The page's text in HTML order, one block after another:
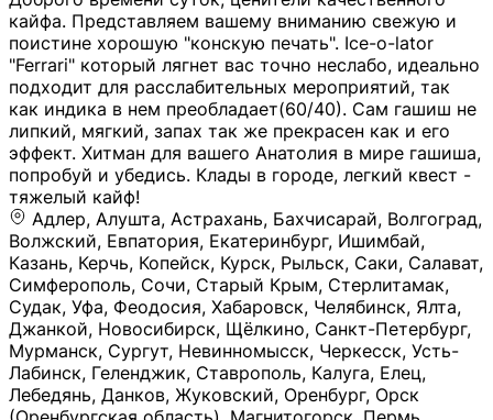
кайфа. Представляем вашему вниманию свежую и
поистине хорошую "конскую печать". Ice-o-lator
"Ferrari" который лягнет вас точно неслабо, идеально
подходит для расслабительных мероприятий, так
как индика в нем преобладает(60/40). Сам гашиш не
липкий, мягкий, запах так же прекрасен как и его
эффект. Хитман для вашего Анатолия в мире гашиша,
попробуй и убедись. Клады в городе, легкий квест -
тяжелый кайф!
Адлер, Алушта, Астрахань, Бахчисарай, Волгоград, Волжский, Евпатория, Екатеринбург, Ишимбай, Казань, Керчь, Копейск, Курск, Рыльск, Саки, Салават, Симферополь, Сочи, Старый Крым, Стерлитамак, Судак, Уфа, Феодосия, Хабаровск, Челябинск, Ялта, Джанкой, Новосибирск, Щёлкино, Санкт-Петербург, Мурманск, Сургут, Невинномысск, Черкесск, Усть-Лабинск, Геленджик, Ставрополь, Калуга, Елец, Лебедянь, Данков, Жуковский, Оренбург, Орск (Оренбургская область), Магнитогорск, Пермь, Зеленоград, Солнечногорск, Нижний Новгород, Лысково, Заволжье, Кстово, Балахна (Нижегородская область), Богородск, Бор (Нижегородская область), Саратов, Энгельс, Ижевск, Тюмень, Ростов-на-Дону, Шахты, Новочеркасск, Батайск, Аксай, Люберцы, Истра, Москва, Армавир, Краснодар, Магадан, Самара, Анапа, Славянск-на-Кубани, Чаплыгин, Липецк, Нижний Тагил, Орехово-Зуево, Усть-Джегута, Лянтор, Нефтеюганск, Пыть-Ях, Урень, Ветлуга, Шахунья, Новороссийск, Крымск, Тимашёвск, Тольятти, Воткинск, Звенигород, Руза, Можайск, Белгород, Воронеж, Соликамск, Нытва, Лысьва (Пермский край), Чусовой, Кунгур, Краснокамск, Миасс, Губаха, Тула, Новомосковск, Донской, Омск, Льгов, Мытищи, Королёв, Ивантеевка, Балашиха, Семилуки, Кудымкар, Старый Оскол, Оса (Пермский край), Одинцово (Московская область), Ханты-Мансийск, Лабинск, Темрюк, Курганинск, Белореченск (Краснодарский край), Алупкa, Губкин, Рязань, Калининград, Усть-Илимск, Фрязино, Минеральные Воды, Пятигорск, Кострома, Ярославль, Коркино, Верхняя Пышма, Подольск, Красноярск, Смоленск, Долгопрудный, Чебоксары, Калачинск, Канск, Киров (Кировская область), Вологда, Рославль, Владивосток, Обнинск, Балабаново (Калужская область), Малоярославец, Брянск, Видное, Ярцево, Вязьма, Гагарин, Приволжск, Фурманов, Чайковский, Кинешма, Горячий Ключ, Улан-Удэ, Туймазы, Дюртюли, Альметьевск, Нефтекамск, Хадыженск, Апшеронск, Майкоп, Уссурийск, Ульяновск, Гатчина, Луга (Ленинградская область), Надым, Ногинск, Электросталь, Железнодорожный (Московская область), Бутурлиновка, Кириллов, Краснознаменск (Калиниградская область), Мышкин, Томмот, Холм, Абакан, Абдулино, Агидель, Агрыз, Адыгейск, Азнакаево, Алатырь, Алдан, Алейск, Александров, Александровск, Алексеевка (Белгородская обл.), Алексин, Амурск, Анадырь, Ангарск, Андреаполь, Анжеро-Судженск, Анива, Апатиты, Арамиль, Ардон, Арзамас, Аркадак, Арсеньев, Артём, Артёмовский, Архангельск, Асбест, Асино, Аткарск, Ахтубинск, Аша, Бабаево (Вологодская область), Бавлы (Республика Татарстан), Байкальск, Бакал, Баксан, Балаклава, Балаково (Саратовская область), Балашов (Саратовская область), Балтийск, Барабинск, Барнаул, Барыш (Ульяновская область), Бежецк, Белая Калитва (Ростовская область), Белебей, Белогорск (Крым), Белозерск, Белокуриха, Беломорск, Белоозёрский (Московская область), Белорецк (Республика Башкортостан), Кызыл, Белоярский (Ханты-Мансийский АО), Бердск, Березники (Пермский край), Берёзовский (Кемеровская область), Берёзовский (Свердловская область), Беслан, Бийск, Бикин, Билибино, Биробиджан, Благовещенск (Амурская область), Благовещенск (Башкортостан), Бобров, Богородицк, Боготол, Богучар, Бокситогорск (Ленинградская область), Бологое (Тверская область), Болхов, Большой Камень (Приморский край), Борисоглебск (Воронежская область), Боровичи (Новгородская область), Боровск, Бородино, Братск, Бронницы (Московская область), Бугульма (Республика Татарстан), Бугуруслан (Оренбургская область), Буинск, Буй, Буйнакск, Валдай, Валуйки, Велиж, Великие Луки, Великий Новгород, Великий Устюг, Вельск, Венёв, Верещагино, Верхнеуральск, Верхний Уфалей, Верхняя Салда, Верхняя Тура, Весьегонск, Вилючинск, Вихоревка, Вичуга, Владикавказ, Волгодонск, Волгореченск, Володарск, Волосово, Волчанск, Вольск, Воркута, Ворсма, Всеволожск (Ленинградская область), Вуктыл, Выкса, Высоковск, Высоцк, Вытегра, Вышний Волочёк, Вяземский, Вязники, Вятские Поляны, Нея, Шилка, Гаврилов Посад, Гаврилов-Ям, Гай, Галич, Гдов, Голицыно, Горно-Алтайск, Горнозаводск, Горняк, Городец, Гороховец, Гремячинск, Грозный, Грязи, Грязовец, Губкинский, Гуково, Гулькевичи, Гурьевск (Калининградская область), Гурьевск (Кемеровская область), Гусев, Гусь-Хрустальный, Давлеканово, Далматово, Дальнегорск, Дегтярск, Дедовск, Демидов, Дербент, Десногорск, Дзержинск, Дзержинский (Московская область), Дивногорск, Димитровград, Дмитровск, Дно, Добрянка, Долинск, Домодедово, Донецк (ДНР), Дорогобуж, Дрезна, Дубна, Дудинка, Духовщина, Дятьково, Егорьевск, Елабуга, Елизово, Ельня (Будет изменено название), Емва, Енисейск, Ермолино, Ершов, Ессентуки, Ефремов, Железноводск, Железногорск (Красноярский край), Железногорск (Курская область), Железногорск-Илимский, Жигулёвск, Жиздра, Жирновск, Жуков, Жуковка, Заводоуковск, Заволжск, Задонск, Заинск, Заозёрный, Заозёрск, Западная Двина, Заполярный, Зарайск, Заречный (Пензенская область), Заречный (Свердловская область), Заринск, Звенигово, Зверево, Зеленогорск ( Ленинградская обл. ), Зеленоградск, Зеленодольск, Зеленокумск, Зерноград, Зима, Змеиногорск, Зубцов, Ивангород, Иваново, Ивдель, Избербаш, Изобильный, Иланский, Инза, Инкерман, Инта, Ипатово, Искитим, Йошкар-Ола, Кадников, Калач, Калач-на-Дону, Калининск, Калтан, Калязин, Камбарка, Каменка (Пензенская область), Каменногорск (Ленинградская область), Каменск-Уральский, Каменск-Шахтинский, Камень-на-Оби, Камешково, Камышин, Канаш, Кандалакша, Карабаново, Карабаш, Карачаевск, Каргат, Каргополь, Карпинск, Карталы, Касимов, Касли, Каспийск, Катав-Ивановск, Катайск, Качканар, Кашин, Кашира, Кемерово, Кемь, Кизел, Кизилюрт, Кизляр, Кимовск, Кимры, Кингисепп, Кинель, Киреевск, Киренск, Киржач, Кириши, Кирово-Чепецк, Кировск (Ленинградская область), Кировск (Мурманская область), Кирсанов, Киселёвск, Кисловодск, Климовск, Клинцы, Княгинино, Ковдор, Ковров, Когалым, Козельск, Козьмодемьянск, Кола, Кологрив, Колпашево, Колпино, Кольчугино, Комсомольск, Комсомольск-на-Амуре, Конаково, Кондопога, Кондрово, Константиновск, Кораблино, Кореновск, Корсаков, Коряжма, Костерёво, Костомукша, Котельники, Котельниково, Котельнич, Котлас, Котовск, Кохма, Красноармейск (Московская область), Краснозаводск, Краснознаменск (Московская область), Краснокаменск, Краснослободск (Волгоградская область), Краснотурьинск, Красноуральск, Красный Сулин, Кремёнки, Кропоткин, Кубинка, Кувшиново (Тверская область), Кудрово, Кулебаки, Кумертау, Курлово, Куровское, Куртамыш, Курчатов, Куса, Кушва, Кыштым, Лабытнанги, Лагань, Лаишево (Республика Татарстан), Лакинск, Лангепас, Лахденпохья, Ленинск-Кузнецкий, Ленск (Республика Саха), Лермонтов (Ставропольский край), Лесозаводск (Приморский край), Лесосибирск, Ливны (Орловская область), Ликино-Дулёво, Липки (Тульская область), Лиски (Воронежская область), Лихославль, Лодейное Поле, Ломоносов (Санкт-Петербург), Лосино-Петровский, Лукоянов, Луховицы, Лыткарино, Любань (Ленинградская область), Любим, Людиново, Магас, Майский, Макаров, Малая Вишера, Малгобек, Мамадыш, Мамоново, Мантурово, Маркс, Махачкала, Мглин, Мегион, Медвежьегорск, Медногорск, Медынь, Меленки, Мелеуз, Менделеевск, Мещовск, Микунь, Миллерово, Минусинск, Миньяр, Мирный (Архангельская область), Мирный (Якутия), Михайловка (Город), Михайловск (Свердловская область), Михайловск (Ставропольский край), Могоча, Можга, Моздок, Мончегорск, Морозовск, Моршанск, Мосальск, Муравленко, Мурино, Муром, Мценск, Мыски, Набережные Челны, Навашино (Нижегородская область), Назарово (Красноярский край), Назрань, Нальчик, Наро-Фоминск, Нарткала, Нарьян-Мар, Находка, Невель (Псковская область), Невельск, Невьянск, Нелидово (Тверская область), Неман, Нерехта (Костромская область), Нерюнгри, Нестеров, Нефтегорск (Самарская область), Нефтекумск, Нижневартовск, Нижнекамск (Республика Татарстан), Нижнеудинск, Нижние Серги, Нижний Ломов, Нижняя Тура, Николаевск-на-Амуре, Никольск (Вологодская область), Никольск (Пензенская область), Новая Ладога, Новая Ляля, Новоалександровск, Новоалтайск, Нововоронеж, Новодвинск, Новозыбков, Новокубанск, Новокуйбышевск, Новомичуринск, Новопавловск, Новоржев, Новосокольники, Новотроицк, Новоульяновск, Новоуральск, Новохопёрск, Новочебоксарск, Новошахтинск, Новый Оскол, Новый Уренгой, Норильск, Нурлат, Нягань, Нязепетровск, Няндома, Облучье, Обоянь, Озёрск (Калининградская область), Озёрск (Челябинская область), Озёры, Октябрьск (Самарская область), Октябрьский (Башкортостан), Окуловка (Новгородская область), Оленегорск, Олонец, Онега, Опочка, Осинники, Осташков, Остров, Острогожск, Отрадный, Оха, Павлово, Павловск (Воронежская область), Павловск (Санкт-Петербург), Павловский Посад, Партизанск, Певек, Пенза, Первоуральск, Перевоз, Пересвет, Переславль-Залесский, Пестово (Новгородская область), Петрозаводск, Петропавловск-Камчатский, Печоры, Пикалёво, Пионерский, Питкяранта, Плавск, Плёс, Подпорожье, Покачи, Покров, Покровск, Полесск, Полысаево, Полярные Зори, Полярный, Поронайск, Порхов, Похвистнево, Почеп, Починок, Пошехонье, Правдинск, Приморск (Калининградская область), Приморско-Ахтарск, Приозерск, Прокопьевск, Протвино, Прохладный, Пугачёв, Пудож, Пустошка, Пушкино, Пущино, Пыталово, Радужный (Владимирская область), Радужный (Ханты-Мансийский АО), Райчихинск, Раменское, Рассказово, Ревда, Реж, Реутов, Родники, Россошь, Ростов (Ярославская обл.), Рошаль, Ртищево, Рубцовск, Рузаевка, Рыбинск, Рыбное, Ряжск, Салехард, Сальск, Саранск, Сарапул, Саров, Сасово, Сатка, Сафоново, Саяногорск, Саянск, Светлогорск, Светлоград, Светлый, Светогорск (Ленинградская область), Свободный, Себеж, Северобайкальск, Северодвинск, Североуральск, Сегежа, Семикаракорск, Сенгилей, Серафимович, Сергач, Сергиев Посад, Сердобск, Сертолово (Ленинградская область), Сестрорецк (Ленинградская область), Сибай, Скопин, Славгород, Сланцы, Слободской, Слюдянка, Собинка, Советск (Кировская область), Советск (Калининградская область), Советск (Тульская область), Советская Гавань, Советский (Ханты-Мансийский АО), Сокол (Вологодская область), Солигалич, Соль-Илецк, Сольцы, Сортавала, Сосенский, Сосновоборск, Сосновый Бор (Ленинградская область), Сосногорск, Спас-Клепики, Спасск-Рязанский, С